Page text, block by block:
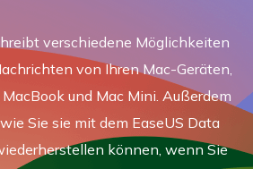
verschiedene Möglichkeiten
von Ihren Mac-Geräten,
und Mac Mini. Außerdem
Sie sie mit dem EaseUS Data
können, wenn Sie